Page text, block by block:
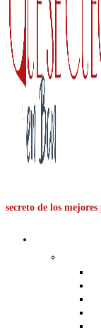
secreto de los mejores